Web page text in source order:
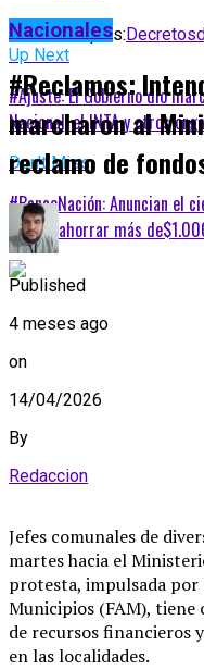
Related Topics:Decretos
Up Next
#Ajuste: El Gobierno dio
Nacional, el INTA y otros
Don't Miss
#BancoNación: Anuncian el
buscan ahorrar más
Nacionales
#Reclamos:
marcharon al
reclamo de
Published
4 meses ago
on
14/04/2026
By
Redaccion
Jefes comunales de
martes hacia el
protesta, impulsada
Municipios (FAM),
de recursos financieros
en las localidades.